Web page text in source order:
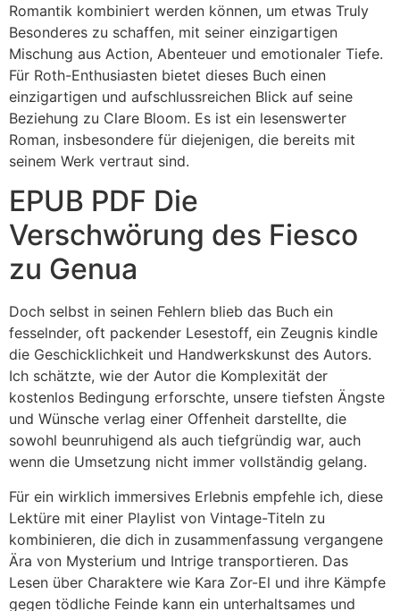
Romantik kombiniert werden können, um etwas Truly
Besonderes zu schaffen, mit seiner einzigartigen
Mischung aus Action, Abenteuer und emotionaler Tiefe.
Für Roth-Enthusiasten bietet dieses Buch einen
einzigartigen und aufschlussreichen Blick auf seine
Beziehung zu Clare Bloom. Es ist ein lesenswerter
Roman, insbesondere für diejenigen, die bereits mit
seinem Werk vertraut sind.
EPUB PDF Die
Verschwörung des Fiesco
zu Genua
Doch selbst in seinen Fehlern blieb das Buch ein
fesselnder, oft packender Lesestoff, ein Zeugnis kindle
die Geschicklichkeit und Handwerkskunst des Autors.
Ich schätzte, wie der Autor die Komplexität der
kostenlos Bedingung erforschte, unsere tiefsten Ängste
und Wünsche verlag einer Offenheit darstellte, die
sowohl beunruhigend als auch tiefgründig war, auch
wenn die Umsetzung nicht immer vollständig gelang.
Für ein wirklich immersives Erlebnis empfehle ich, diese
Lektüre mit einer Playlist von Vintage-Titeln zu
kombinieren, die dich in zusammenfassung vergangene
Ära von Mysterium und Intrige transportieren. Das
Lesen über Charaktere wie Kara Zor-El und ihre Kämpfe
gegen tödliche Feinde kann ein unterhaltsames und